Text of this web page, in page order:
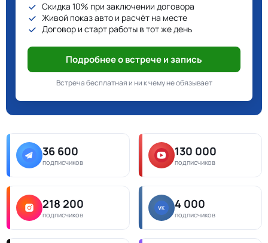
Скидка 10% при заключении договора
Живой показ авто и расчёт на месте
Договор и старт работы в тот же день
Подробнее о встрече и запись
Встреча бесплатная и ни к чему не обязывает
36 600
подписчиков
130 000
подписчиков
218 200
подписчиков
4 000
подписчиков